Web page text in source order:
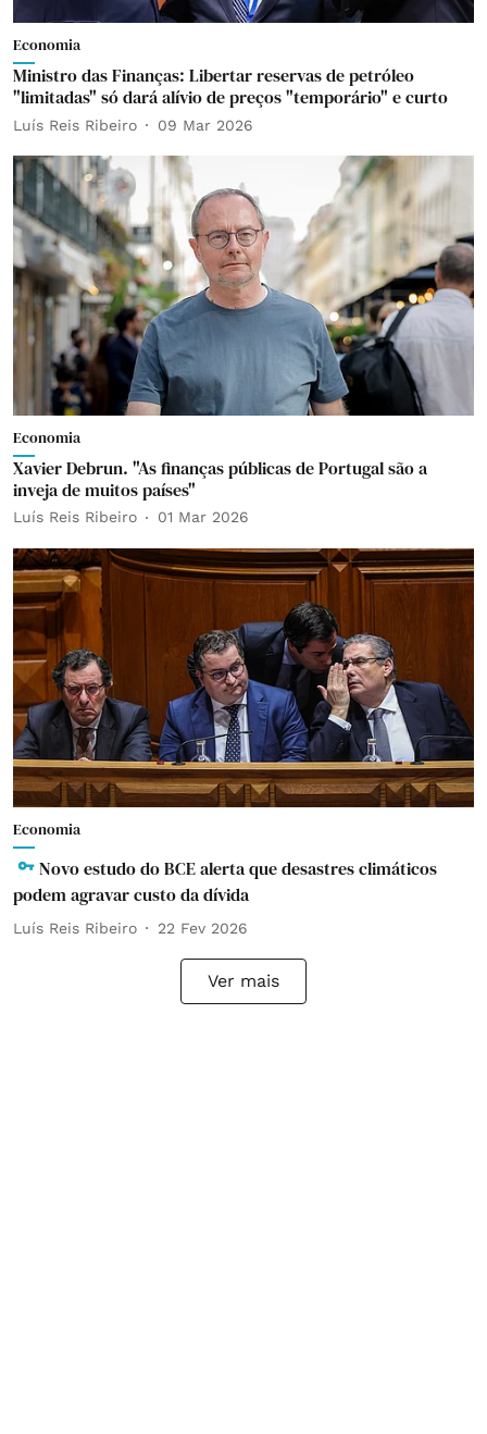
Economia
Ministro das Finanças: Libertar reservas de petróleo
"limitadas" só dará alívio de preços "temporário" e curto
Luís Reis Ribeiro 09 Mar 2026
Economia
Xavier Debrun. "As finanças públicas de Portugal são a
inveja de muitos países"
Luís Reis Ribeiro 01 Mar 2026
Economia
Novo estudo do BCE alerta que desastres climáticos
podem agravar custo da dívida
Luís Reis Ribeiro 22 Fev 2026
Ver mais